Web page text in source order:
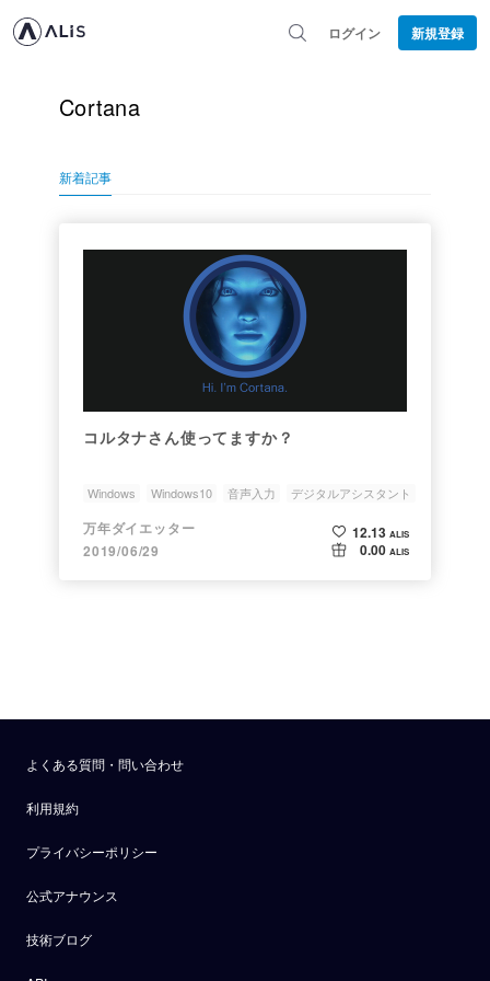
ログイン 新規登録
Cortana
新着記事
コルタナさん使ってますか？
Windows Windows10 音声入力
デジタルアシスタント
Cortana
万年ダイエッター
2019/06/29
12.13 ALIS
0.00 ALIS
よくある質問・問い合わせ
利用規約
プライバシーポリシー
公式アナウンス
技術ブログ